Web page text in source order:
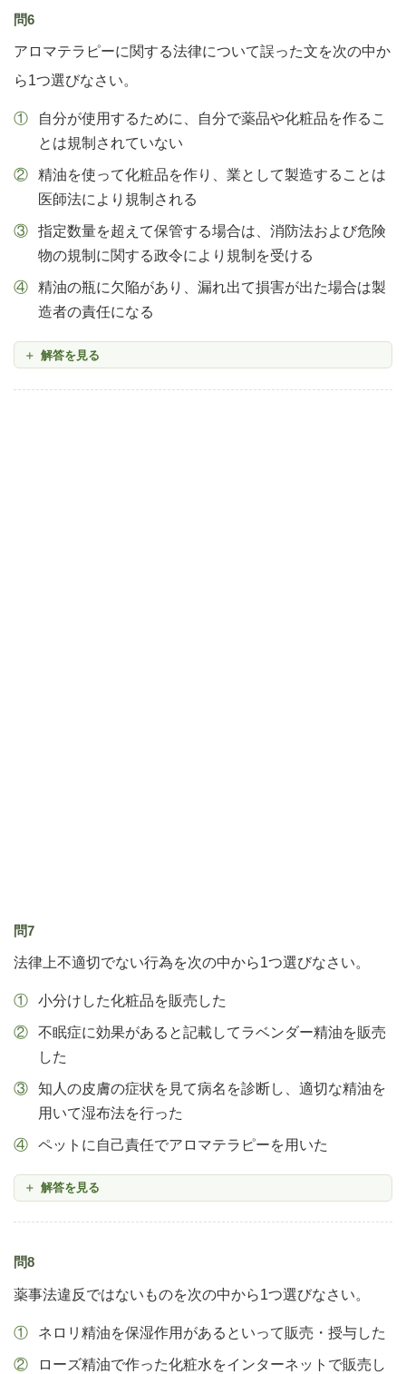
問6
アロマテラピーに関する法律について誤った文を次の中か
ら1つ選びなさい。
自分が使用するために、自分で薬品や化粧品を作るこ
とは規制されていない
精油を使って化粧品を作り、業として製造することは
医師法により規制される
指定数量を超えて保管する場合は、消防法および危険
物の規制に関する政令により規制を受ける
精油の瓶に欠陥があり、漏れ出て損害が出た場合は製
造者の責任になる
解答を見る
問7
法律上不適切でない行為を次の中から1つ選びなさい。
小分けした化粧品を販売した
不眠症に効果があると記載してラベンダー精油を販売
した
知人の皮膚の症状を見て病名を診断し、適切な精油を
用いて湿布法を行った
ペットに自己責任でアロマテラピーを用いた
解答を見る
問8
薬事法違反ではないものを次の中から1つ選びなさい。
ネロリ精油を保湿作用があるといって販売・授与した
ローズ精油で作った化粧水をインターネットで販売し